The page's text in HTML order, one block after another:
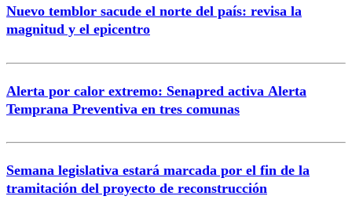
Nuevo temblor sacude el norte del país: revisa la
magnitud y el epicentro
Alerta por calor extremo: Senapred activa Alerta
Temprana Preventiva en tres comunas
Semana legislativa estará marcada por el fin de la
tramitación del proyecto de reconstrucción